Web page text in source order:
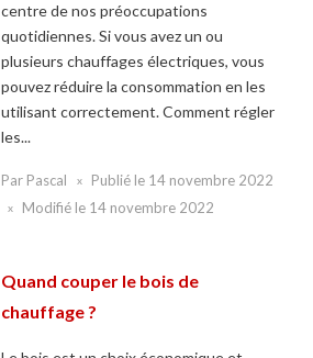
centre de nos préoccupations
quotidiennes. Si vous avez un ou
plusieurs chauffages électriques, vous
pouvez réduire la consommation en les
utilisant correctement. Comment régler
les...
Par Pascal Publié le 14 novembre 2022
Modifié le 14 novembre 2022
Quand couper le bois de
chauffage ?